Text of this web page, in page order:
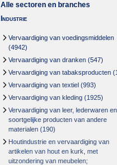
Alle sectoren en branches
Industrie
Vervaardiging van voedingsmiddelen
(4942)
Vervaardiging van dranken (547)
Vervaardiging van tabaksproducten
Vervaardiging van textiel (993)
Vervaardiging van kleding (1925)
Vervaardiging van leer, lederwaren en
soortgelijke producten van andere
materialen (190)
Houtindustrie en vervaardiging van
artikelen van hout en kurk, met
uitzondering van meubelen;